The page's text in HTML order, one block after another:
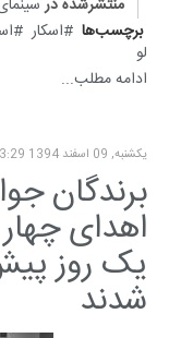
منتشرشده در
برچسب‌ها
اسکار
لو
ادامه مطلب...
یکشنبه, 09 اسفند 1394 13:29
برندگان
اهدای
یک روز
شدند